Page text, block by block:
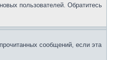
пользователей. Обратитесь
сообщений, если эта